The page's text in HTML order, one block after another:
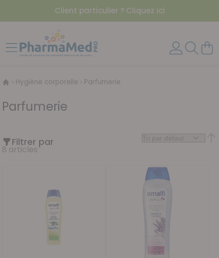
Client particulier ? Cliquez ici
Affichage navigation
Hygiène corporelle Parfumerie
Parfumerie
8 articles
Filtrer par